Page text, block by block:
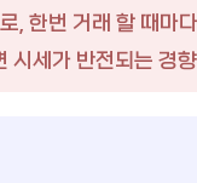
, 한번 거래 할 때마
시세가 반전되는 경